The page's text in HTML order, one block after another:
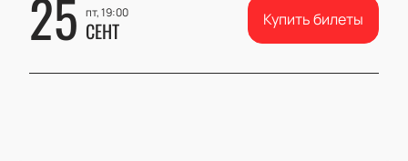
25 пт, 19:00
СЕНТ Купить билеты